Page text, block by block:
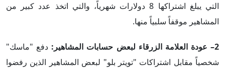
التي يبلغ اشتراكها 8 دولارات شهرياً، والتي اتخذ عدد كبير من
المشاهير موقفاً سلبياً منها.
2– عودة العلامة الزرقاء لبعض حسابات المشاهير: دفع "ماسك"
شخصياً مقابل اشتراكات "تويتر بلو" لبعض المشاهير الذين رفضوا